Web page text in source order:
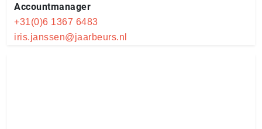
Accountmanager
+31(0)6 1367 6483
iris.janssen@jaarbeurs.nl